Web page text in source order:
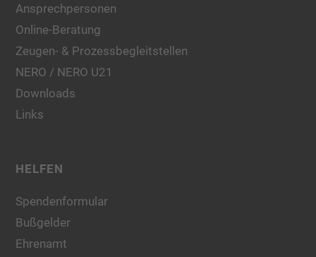
Ansprechpersonen
Online-Beratung
Zeugen- & Prozessbegleitstellen
NERO / NERO U21
Downloads
Links
HELFEN
Spendenformular
Bußgelder
Ehrenamt